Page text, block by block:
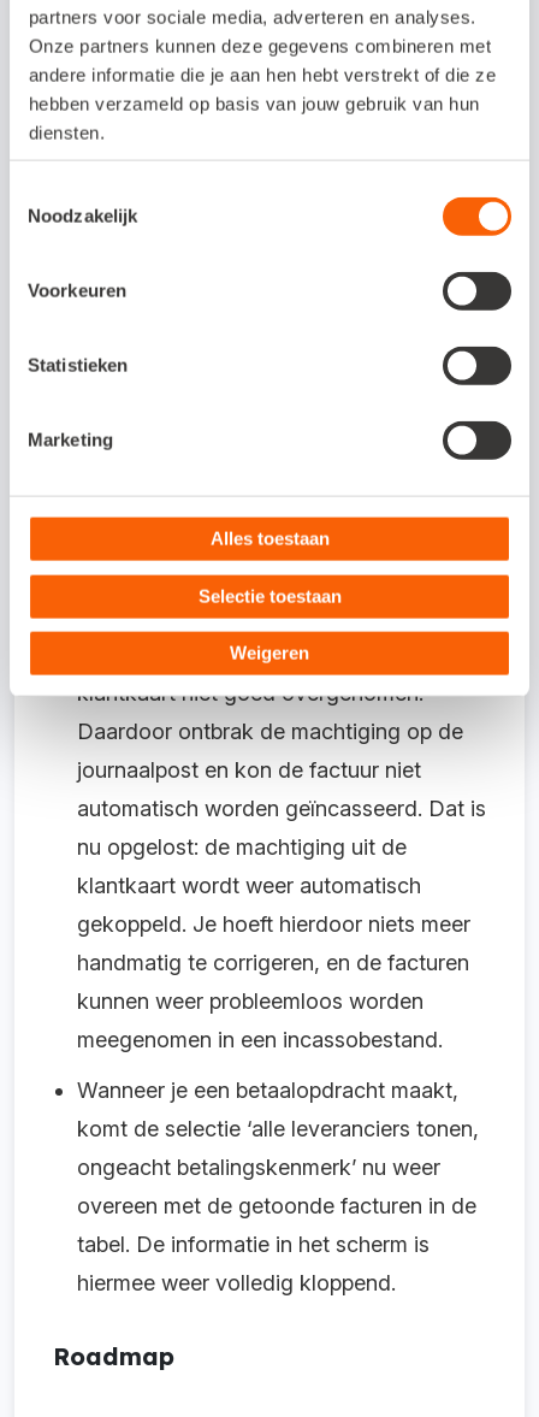
partners voor sociale media, adverteren en analyses.
Onze partners kunnen deze gegevens combineren met
andere informatie die je aan hen hebt verstrekt of die ze
hebben verzameld op basis van jouw gebruik van hun
diensten.
Noodzakelijk
Voorkeuren
Statistieken
Marketing
Alles toestaan
Selectie toestaan
Weigeren
aanmaken van nieuwe facturen? Je kunt
nu gewoon scrollen door de lijst als die
te lang wordt voor het scherm. Zo blijven
alle sjablonen bereikbaar en hoef je niet
meer te zoeken.
Bij facturen aan klanten binnen de EU
verkeerd opgebouwd, bijvoorbeeld met
“FRFR”. Dit maakte de factuur formeel
verschijnt nog maar één keer, zodat het
volledig voldoet aan de wettelijke eisen
voor intracommunautaire leveringen.
Bij het factureren van abonnementen
werd de incassomachtiging van de
klantkaart niet goed overgenomen.
Daardoor ontbrak de machtiging op de
journaalpost en kon de factuur niet
automatisch worden geïncasseerd. Dat is
nu opgelost: de machtiging uit de
klantkaart wordt weer automatisch
gekoppeld. Je hoeft hierdoor niets meer
handmatig te corrigeren, en de facturen
kunnen weer probleemloos worden
meegenomen in een incassobestand.
Wanneer je een betaalopdracht maakt,
komt de selectie ‘alle leveranciers tonen,
ongeacht betalingskenmerk’ nu weer
overeen met de getoonde facturen in de
tabel. De informatie in het scherm is
hiermee weer volledig kloppend.
Roadmap